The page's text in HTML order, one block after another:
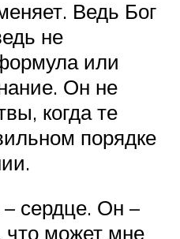
Ведь Бог
не
или
Он не
когда те
порядке
сердце. Он –
что может мне